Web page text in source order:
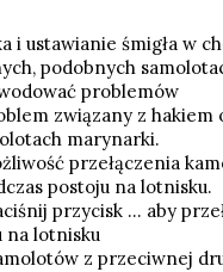
i ustawianie śmigła w
podobnych
problemów
związany z hakiem
marynarki.
przełączenia
postoju na lotnisku.
przycisk … aby
na lotnisku
z przeciwnej